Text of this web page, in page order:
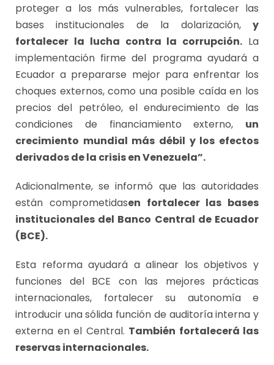
proteger a los más vulnerables, fortalecer las
bases institucionales de la dolarización, y
fortalecer la lucha contra la corrupción. La
implementación firme del programa ayudará a
Ecuador a prepararse mejor para enfrentar los
choques externos, como una posible caída en los
precios del petróleo, el endurecimiento de las
condiciones de financiamiento externo, un
crecimiento mundial más débil y los efectos
derivados de la crisis en Venezuela”.
Adicionalmente, se informó que las autoridades
están comprometidasen fortalecer las bases
institucionales del Banco Central de Ecuador
(BCE).
Esta reforma ayudará a alinear los objetivos y
funciones del BCE con las mejores prácticas
internacionales, fortalecer su autonomía e
introducir una sólida función de auditoría interna y
externa en el Central. También fortalecerá las
reservas internacionales.